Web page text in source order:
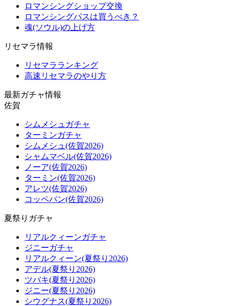
ロマンシングショップ交換
ロマンシングパスは買うべき？
魂(ソウル)の上げ方
リセマラ情報
リセマラランキング
高速リセマラのやり方
最新ガチャ情報
佐賀
シムメシュガチャ
ターミンガチャ
シムメシュ(佐賀2026)
シャムマベル(佐賀2026)
ノーア(佐賀2026)
ターミン(佐賀2026)
アレツ(佐賀2026)
コッペパン(佐賀2026)
夏祭りガチャ
リアルクィーンガチャ
ジニーガチャ
リアルクィーン(夏祭り2026)
アデル(夏祭り2026)
ツバキ(夏祭り2026)
ジニー(夏祭り2026)
シウグナス(夏祭り2026)